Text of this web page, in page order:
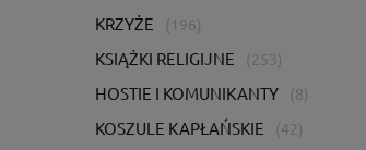
KRZYŻE (196)
KSIĄŻKI RELIGIJNE (253)
HOSTIE I KOMUNIKANTY (8)
KOSZULE KAPŁAŃSKIE (42)